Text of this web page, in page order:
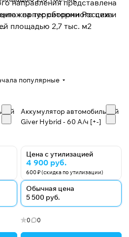
площадью 2,7 тыс. м2
направления представлена
на территории России и
батареи Рязанского
и обеспечивают
популярные
Аккумулятор автомобильный
Giver Hybrid - 60 А/ч [+-]
Цена с утилизацией
4 900 руб.
600 ₽ (скидка по утилизации)
Обычная цена
5 500 руб.
0 0